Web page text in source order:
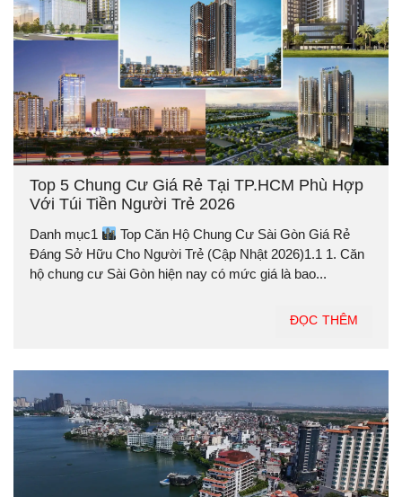
Top 5 Chung Cư Giá Rẻ Tại TP.HCM Phù Hợp
Với Túi Tiền Người Trẻ 2026
Danh mục1
Top Căn Hộ Chung Cư Sài Gòn Giá Rẻ
Đáng Sở Hữu Cho Người Trẻ (Cập Nhật 2026)1.1 1. Căn
hộ chung cư Sài Gòn hiện nay có mức giá là bao...
ĐỌC THÊM